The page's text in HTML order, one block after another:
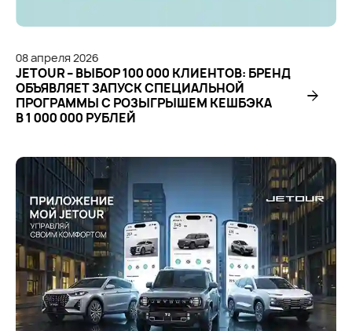
08апреля2026
JETOUR – ВЫБОР 100 000 КЛИЕНТОВ: БРЕНД
ОБЪЯВЛЯЕТ ЗАПУСК СПЕЦИАЛЬНОЙ
ПРОГРАММЫ С РОЗЫГРЫШЕМ КЕШБЭКА
В 1 000 000 РУБЛЕЙ